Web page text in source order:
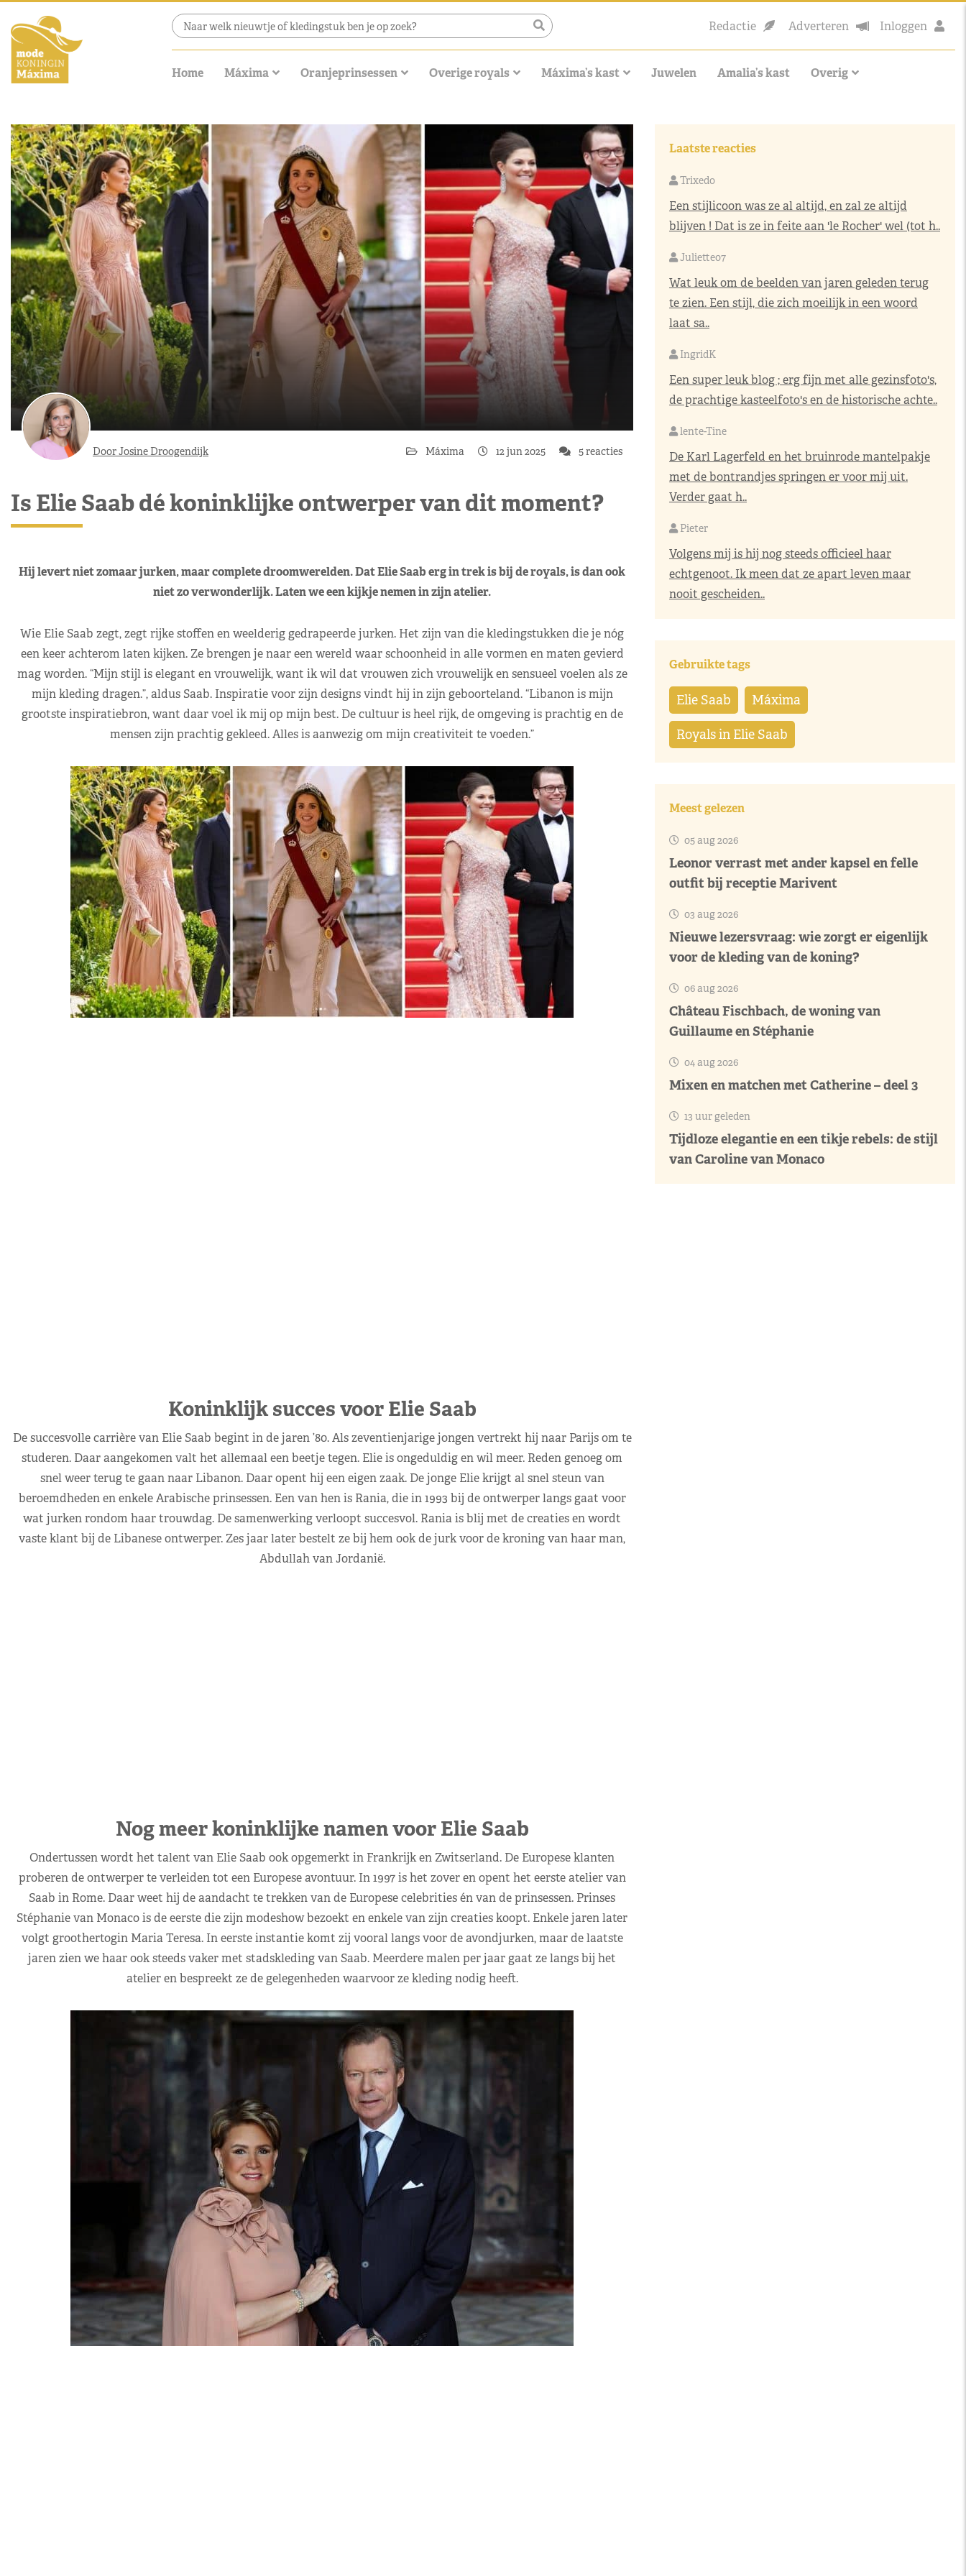
Redactie Adverteren Inloggen
Home Máxima Oranjeprinsessen Overige royals Máxima’s kast Juwelen Amalia’s kast Overig
Door Josine Droogendijk Máxima 12 jun 2025 5 reacties
Is Elie Saab dé koninklijke ontwerper van dit moment?
Hij levert niet zomaar jurken, maar complete droomwerelden. Dat Elie Saab erg in trek is bij de royals, is dan ook
niet zo verwonderlijk. Laten we een kijkje nemen in zijn atelier.
Wie Elie Saab zegt, zegt rijke stoffen en weelderig gedrapeerde jurken. Het zijn van die kledingstukken die je nóg
een keer achterom laten kijken. Ze brengen je naar een wereld waar schoonheid in alle vormen en maten gevierd
mag worden. “Mijn stijl is elegant en vrouwelijk, want ik wil dat vrouwen zich vrouwelijk en sensueel voelen als ze
mijn kleding dragen.”, aldus Saab. Inspiratie voor zijn designs vindt hij in zijn geboorteland. “Libanon is mijn
grootste inspiratiebron, want daar voel ik mij op mijn best. De cultuur is heel rijk, de omgeving is prachtig en de
mensen zijn prachtig gekleed. Alles is aanwezig om mijn creativiteit te voeden.”
Koninklijk succes voor Elie Saab
De succesvolle carrière van Elie Saab begint in de jaren ’80. Als zeventienjarige jongen vertrekt hij naar Parijs om te
studeren. Daar aangekomen valt het allemaal een beetje tegen. Elie is ongeduldig en wil meer. Reden genoeg om
snel weer terug te gaan naar Libanon. Daar opent hij een eigen zaak. De jonge Elie krijgt al snel steun van
beroemdheden en enkele Arabische prinsessen. Een van hen is Rania, die in 1993 bij de ontwerper langs gaat voor
wat jurken rondom haar trouwdag. De samenwerking verloopt succesvol. Rania is blij met de creaties en wordt
vaste klant bij de Libanese ontwerper. Zes jaar later bestelt ze bij hem ook de jurk voor de kroning van haar man,
Abdullah van Jordanië.
Nog meer koninklijke namen voor Elie Saab
Ondertussen wordt het talent van Elie Saab ook opgemerkt in Frankrijk en Zwitserland. De Europese klanten
proberen de ontwerper te verleiden tot een Europese avontuur. In 1997 is het zover en opent het eerste atelier van
Saab in Rome. Daar weet hij de aandacht te trekken van de Europese celebrities én van de prinsessen. Prinses
Stéphanie van Monaco is de eerste die zijn modeshow bezoekt en enkele van zijn creaties koopt. Enkele jaren later
volgt groothertogin Maria Teresa. In eerste instantie komt zij vooral langs voor de avondjurken, maar de laatste
jaren zien we haar ook steeds vaker met stadskleding van Saab. Meerdere malen per jaar gaat ze langs bij het
atelier en bespreekt ze de gelegenheden waarvoor ze kleding nodig heeft.
Laatste reacties
Trixedo
Een stijlicoon was ze al altijd, en zal ze altijd
blijven ! Dat is ze in feite aan 'le Rocher' wel (tot h..
Juliette07
Wat leuk om de beelden van jaren geleden terug
te zien. Een stijl, die zich moeilijk in een woord
laat sa..
IngridK
Een super leuk blog ; erg fijn met alle gezinsfoto's,
de prachtige kasteelfoto's en de historische achte..
lente-Tine
De Karl Lagerfeld en het bruinrode mantelpakje
met de bontrandjes springen er voor mij uit.
Verder gaat h..
Pieter
Volgens mij is hij nog steeds officieel haar
echtgenoot. Ik meen dat ze apart leven maar
nooit gescheiden..
Gebruikte tags
Elie Saab Máxima
Royals in Elie Saab
Meest gelezen
05 aug 2026
Leonor verrast met ander kapsel en felle
outfit bij receptie Marivent
03 aug 2026
Nieuwe lezersvraag: wie zorgt er eigenlijk
voor de kleding van de koning?
06 aug 2026
Château Fischbach, de woning van
Guillaume en Stéphanie
04 aug 2026
Mixen en matchen met Catherine – deel 3
13 uur geleden
Tijdloze elegantie en een tikje rebels: de stijl
van Caroline van Monaco